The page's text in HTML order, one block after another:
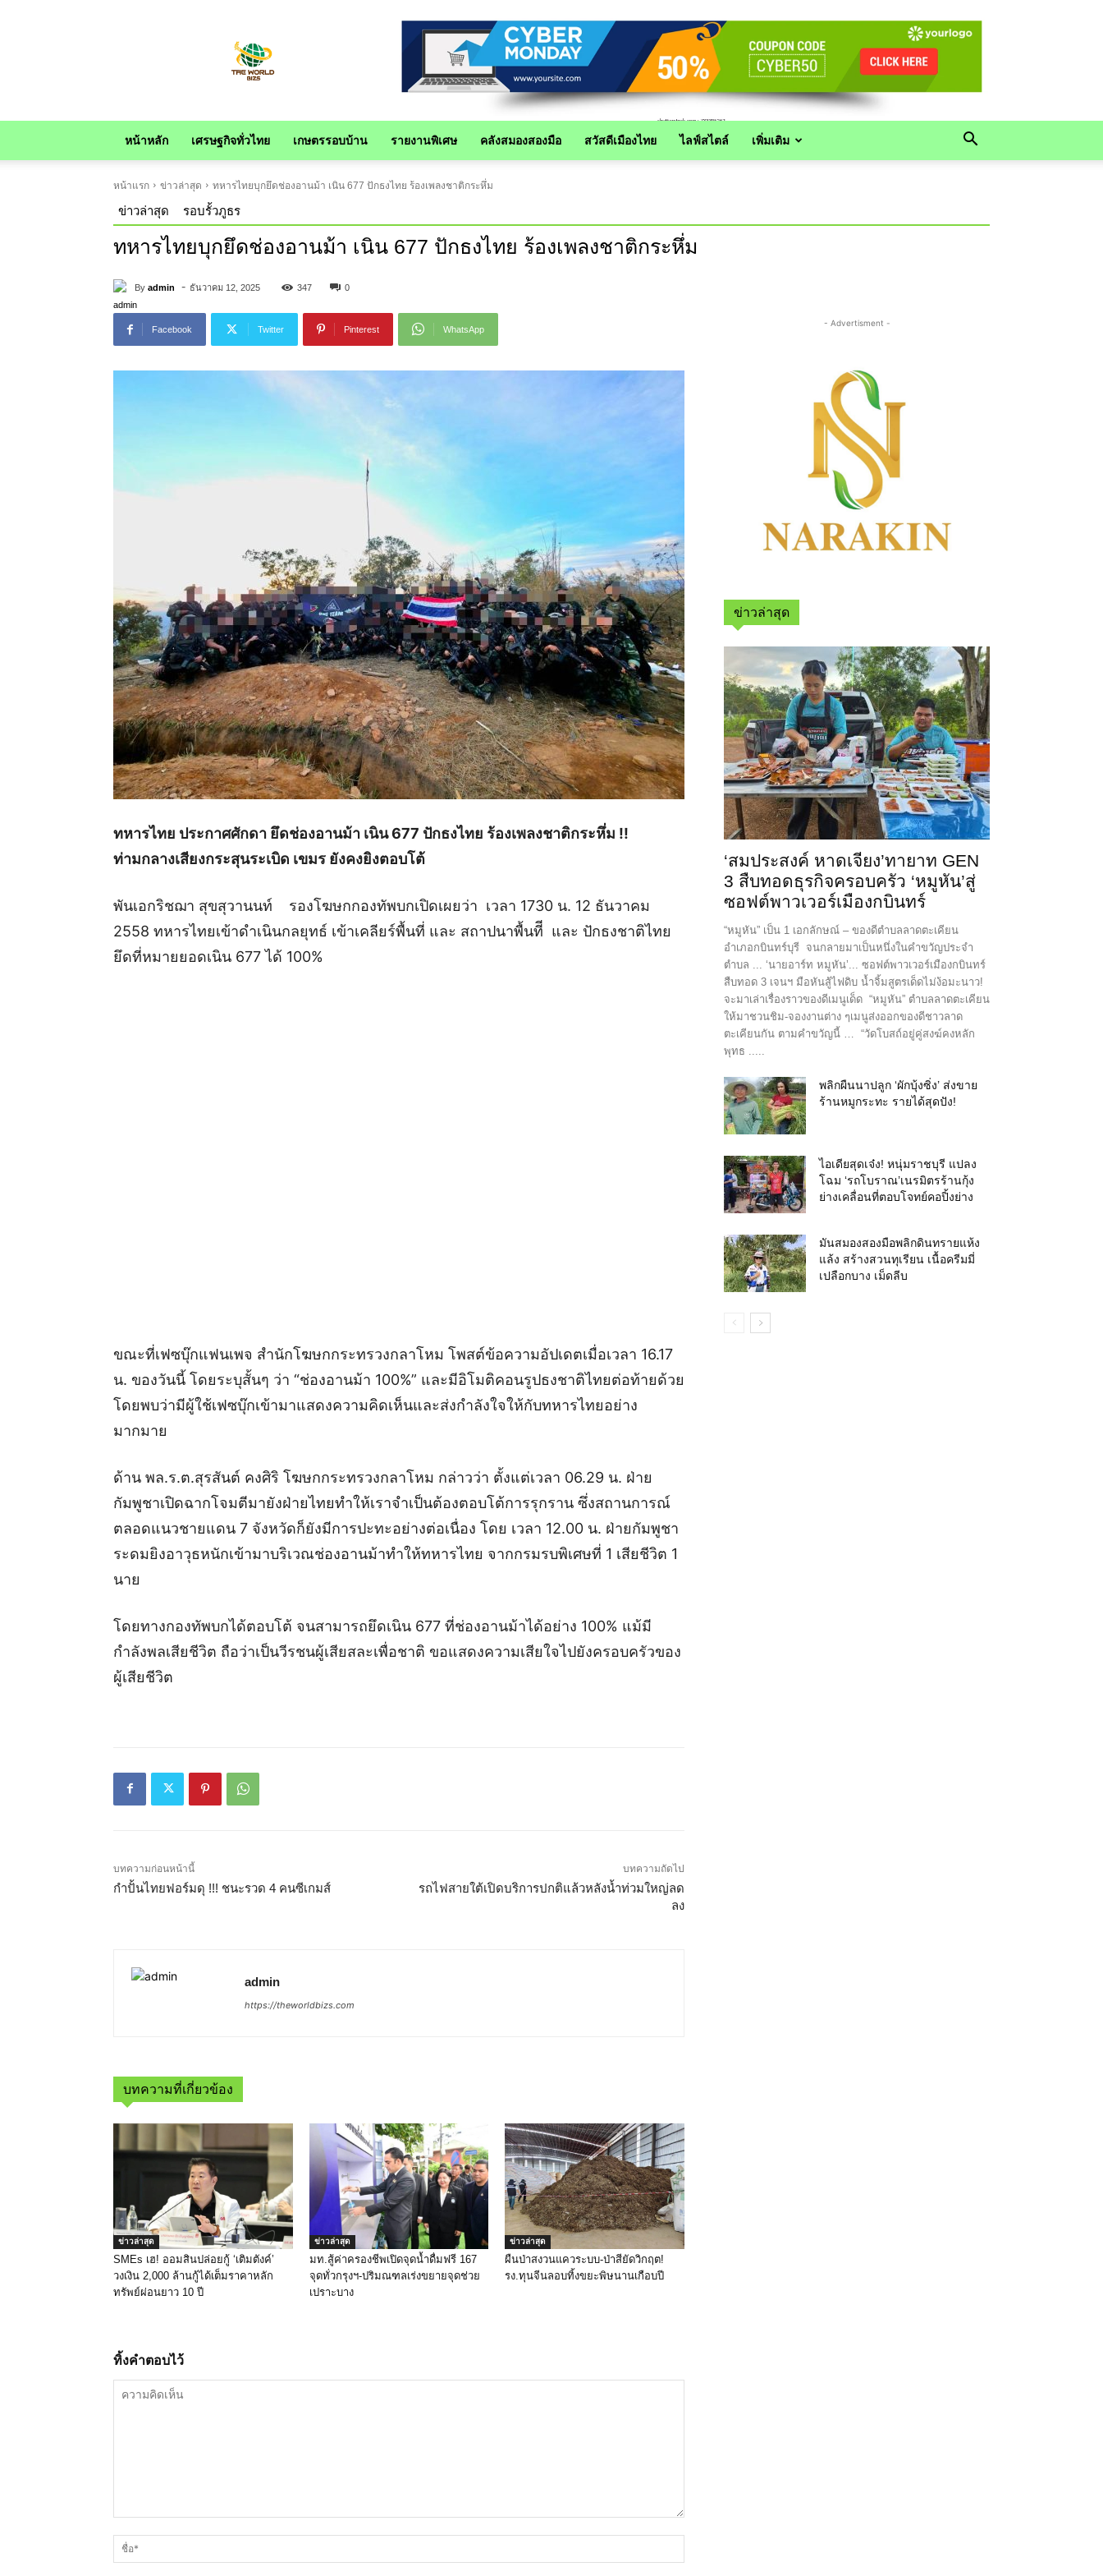
หน้าหลัก เศรษฐกิจทั่วไทย เกษตรรอบบ้าน รายงานพิเศษ คลังสมองสองมือ สวัสดีเมืองไทย ไลฟ์สไตล์ เพิ่มเติม
หน้าแรก ข่าวล่าสุด ทหารไทยบุกยึดช่องอานม้า เนิน 677 ปักธงไทย ร้องเพลงชาติกระหึ่ม
ข่าวล่าสุด รอบรั้วภูธร
ทหารไทยบุกยึดช่องอานม้า เนิน 677 ปักธงไทย ร้องเพลงชาติกระหึ่ม
By admin - ธันวาคม 12, 2025 347 0
Facebook Twitter Pinterest WhatsApp
ทหารไทย ประกาศศักดา ยึดช่องอานม้า เนิน 677 ปักธงไทย ร้องเพลงชาติกระหึ่ม !!
ท่ามกลางเสียงกระสุนระเบิด เขมร ยังคงยิงตอบโต้
พันเอกริชฌา สุขสุวานนท์ รองโฆษกกองทัพบกเปิดเผยว่า เวลา 1730 น. 12 ธันวาคม
2558 ทหารไทยเข้าดำเนินกลยุทธ์ เข้าเคลียร์พื้นที่ และ สถาปนาพื้นทีี และ ปักธงชาติไทย
ยึดที่หมายยอดเนิน 677 ได้ 100%
ขณะที่เฟซบุ๊กแฟนเพจ สำนักโฆษกกระทรวงกลาโหม โพสต์ข้อความอัปเดตเมื่อเวลา 16.17
น. ของวันนี้ โดยระบุสั้นๆ ว่า “ช่องอานม้า 100%” และมีอิโมติคอนรูปธงชาติไทยต่อท้ายด้วย
โดยพบว่ามีผู้ใช้เฟซบุ๊กเข้ามาแสดงความคิดเห็นและส่งกำลังใจให้กับทหารไทยอย่าง
มากมาย
ด้าน พล.ร.ต.สุรสันต์ คงศิริ โฆษกกระทรวงกลาโหม กล่าวว่า ตั้งแต่เวลา 06.29 น. ฝ่าย
กัมพูชาเปิดฉากโจมตีมายังฝ่ายไทยทำให้เราจำเป็นต้องตอบโต้การรุกราน ซึ่งสถานการณ์
ตลอดแนวชายแดน 7 จังหวัดก็ยังมีการปะทะอย่างต่อเนื่อง โดย เวลา 12.00 น. ฝ่ายกัมพูชา
ระดมยิงอาวุธหนักเข้ามาบริเวณช่องอานม้าทำให้ทหารไทย จากกรมรบพิเศษที่ 1 เสียชีวิต 1
นาย
โดยทางกองทัพบกได้ตอบโต้ จนสามารถยึดเนิน 677 ที่ช่องอานม้าได้อย่าง 100% แม้มี
กำลังพลเสียชีวิต ถือว่าเป็นวีรชนผู้เสียสละเพื่อชาติ ขอแสดงความเสียใจไปยังครอบครัวของ
ผู้เสียชีวิต
บทความก่อนหน้านี้
กำปั้นไทยฟอร์มดุ !!! ชนะรวด 4 คนซีเกมส์
บทความถัดไป
รถไฟสายใต้เปิดบริการปกติแล้วหลังน้ำท่วมใหญ่ลด
ลง
admin
https://theworldbizs.com
บทความที่เกี่ยวข้อง
ข่าวล่าสุด
SMEs เฮ! ออมสินปล่อยกู้ ‘เติมตังค์’
วงเงิน 2,000 ล้านกู้ได้เต็มราคาหลัก
ทรัพย์ผ่อนยาว 10 ปี
ข่าวล่าสุด
มท.สู้ค่าครองชีพเปิดจุดน้ำดื่มฟรี 167
จุดทั่วกรุงฯ-ปริมณฑลเร่งขยายจุดช่วย
เปราะบาง
ข่าวล่าสุด
ผืนป่าสงวนแควระบบ-ป่าสียัดวิกฤต!
รง.ทุนจีนลอบทิ้งขยะพิษนานเกือบปี
ทิ้งคำตอบไว้
คิด
เห็น
- Advertisment -
ข่าวล่าสุด
‘สมประสงค์ หาดเจียง’ทายาท GEN
3 สืบทอดธุรกิจครอบครัว ‘หมูหัน’สู่
ซอฟต์พาวเวอร์เมืองกบินทร์
“หมูหัน” เป็น 1 เอกลักษณ์ – ของดีตำบลลาดตะเคียน
อำเภอกบินทร์บุรี จนกลายมาเป็นหนึ่งในคำขวัญประจำ
ตำบล ... ‘นายอาร์ท หมูหัน’... ซอฟต์พาวเวอร์เมืองกบินทร์
สืบทอด 3 เจนฯ มือหันสู้ไฟดิบ น้ำจิ้มสูตรเด็ดไม่ง้อมะนาว!
จะมาเล่าเรื่องราวของดีเมนูเด็ด “หมูหัน” ตำบลลาดตะเคียน
ให้มาชวนชิม-จองงานต่าง ๆเมนูส่งออกของดีชาวลาด
ตะเคียนกัน ตามคำขวัญนี้ … “วัดโบสถ์อยู่คู่สงฆ์คงหลัก
พุทธ .....
พลิกผืนนาปลูก ‘ผักบุ้งซิ่ง’ ส่งขาย
ร้านหมูกระทะ รายได้สุดปัง!
ไอเดียสุดเจ๋ง! หนุ่มราชบุรี แปลง
โฉม ‘รถโบราณ’เนรมิตรร้านกุ้ง
ย่างเคลื่อนที่ตอบโจทย์คอปิ้งย่าง
มันสมองสองมือพลิกดินทรายแห้ง
แล้ง สร้างสวนทุเรียน เนื้อครีมมี่
เปลือกบาง เม็ดลีบ